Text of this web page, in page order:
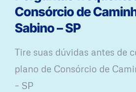
Consórcio de
Sabino – SP
Tire suas dúvidas antes de
plano ​de Consórcio de
– SP